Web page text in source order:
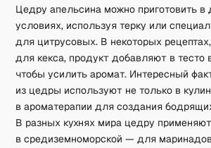
Цедру апельсина можно приготовить
условиях, используя терку или
для цитрусовых. В некоторых
для кекса, продукт добавляют в тесто
чтобы усилить аромат. Интересный
из цедры используют не только в
в ароматерапии для создания
В разных кухнях мира цедру
в средиземноморской — для